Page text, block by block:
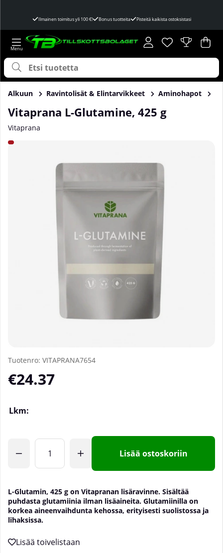
Ilmainen toimitus yli 100 €! Bonus tuotteita Pisteitä kaikista ostoksistasi
Toivelista
Lukumäärä
. .
Alkuun Ravintolisät & Elintarvikkeet Aminohapot
Vitaprana L-Glutamine, 425 g
Vitaprana
Tuotekuvat Vitaprana L-Glutamine, 425 g
Tuotenro: VITAPRANA7654
€24.37
Lkm:
Lisää ostoskoriin
L-Glutamin, 425 g on Vitapranan lisäravinne. Sisältää
puhdasta glutamiinia ilman lisäaineita. Glutamiinilla on
korkea aineenvaihdunta kehossa, erityisesti suolistossa ja
lihaksissa.